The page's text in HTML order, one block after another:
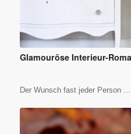
Glamouröse Interieur-
Der Wunsch fast jeder Person ...